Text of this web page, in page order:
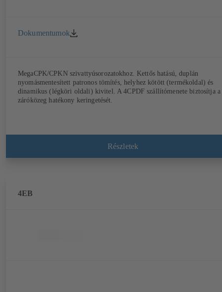
Dokumentumok
MegaCPK/CPKN szivattyúsorozatokhoz. Kettős hatású, duplán
nyomásmentesített patronos tömítés, helyhez kötött (termékoldal) és
dinamikus (légköri oldali) kivitel. A 4CPDF szállítómenete biztosítja a
záróközeg hatékony keringetését.
Részletek
4EB